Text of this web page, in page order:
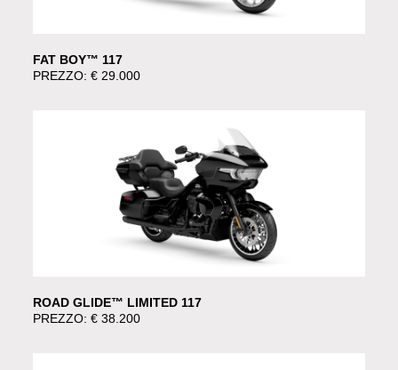
FAT BOY™ 117
PREZZO: € 29.000
ROAD GLIDE™ LIMITED 117
PREZZO: € 38.200